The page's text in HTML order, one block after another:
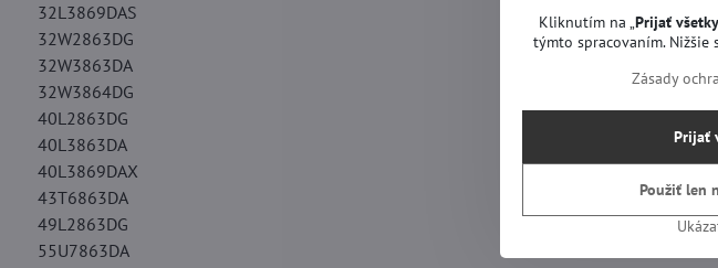
32L3869DAS
32W2863DG
32W3863DA
32W3864DG
40L2863DG
40L3863DA
40L3869DAX
43T6863DA
49L2863DG
55U7863DA
Kliknutím na „ Prijať
týmto spracovaním. Nižšie
Zásady
Prijať
Použiť len